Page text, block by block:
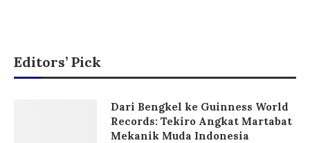
Editors’ Pick
Dari Bengkel ke Guinness World
Records: Tekiro Angkat Martabat
Mekanik Muda Indonesia